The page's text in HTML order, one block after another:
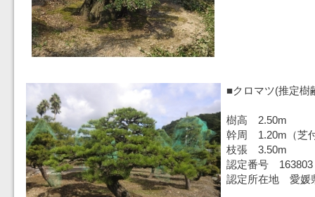
■クロマツ(推定樹
樹高 2.50m
幹周 1.20m（芝
枝張 3.50m
認定番号 163803
認定所在地 愛媛